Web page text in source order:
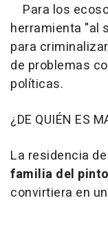
Para los
herramienta "al
para
de problemas
políticas.
¿DE QUIÉN ES
La residencia
familia del
convirtiera en